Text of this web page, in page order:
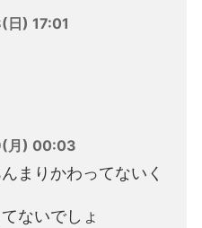
) 17:01
月) 00:03
まりかわってないく
ないでしょ